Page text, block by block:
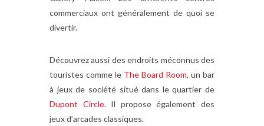
commerciaux ont généralement de quoi se
divertir.
Découvrez aussi des endroits méconnus des
touristes comme le The Board Room, un bar
à jeux de société situé dans le quartier de
Dupont Circle. Il propose également des
jeux d’arcades classiques.